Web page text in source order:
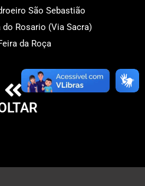
São Sebastião
Rosario (Via Sacra)
da Roça